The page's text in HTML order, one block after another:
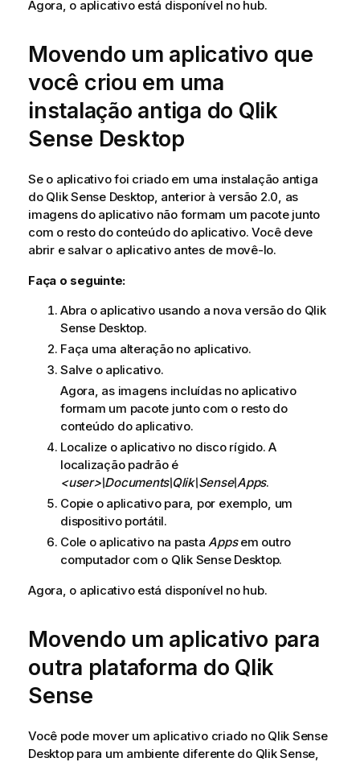
Agora, o aplicativo está disponível no hub.
Movendo um aplicativo que
você criou em uma
instalação antiga do Qlik
Sense Desktop
Se o aplicativo foi criado em uma instalação antiga
do Qlik Sense Desktop, anterior à versão 2.0, as
imagens do aplicativo não formam um pacote junto
com o resto do conteúdo do aplicativo. Você deve
abrir e salvar o aplicativo antes de movê-lo.
Faça o seguinte:
Abra o aplicativo usando a nova versão do Qlik
Sense Desktop.
Faça uma alteração no aplicativo.
Salve o aplicativo.
Agora, as imagens incluídas no aplicativo
formam um pacote junto com o resto do
conteúdo do aplicativo.
Localize o aplicativo no disco rígido. A
localização padrão é
<user>\Documents\Qlik\Sense\Apps.
Copie o aplicativo para, por exemplo, um
dispositivo portátil.
Cole o aplicativo na pastaAppsem outro
computador com o Qlik Sense Desktop.
Agora, o aplicativo está disponível no hub.
Movendo um aplicativo para
outra plataforma do Qlik
Sense
Você pode mover um aplicativo criado no Qlik Sense
Desktoppara um ambiente diferente do Qlik Sense,